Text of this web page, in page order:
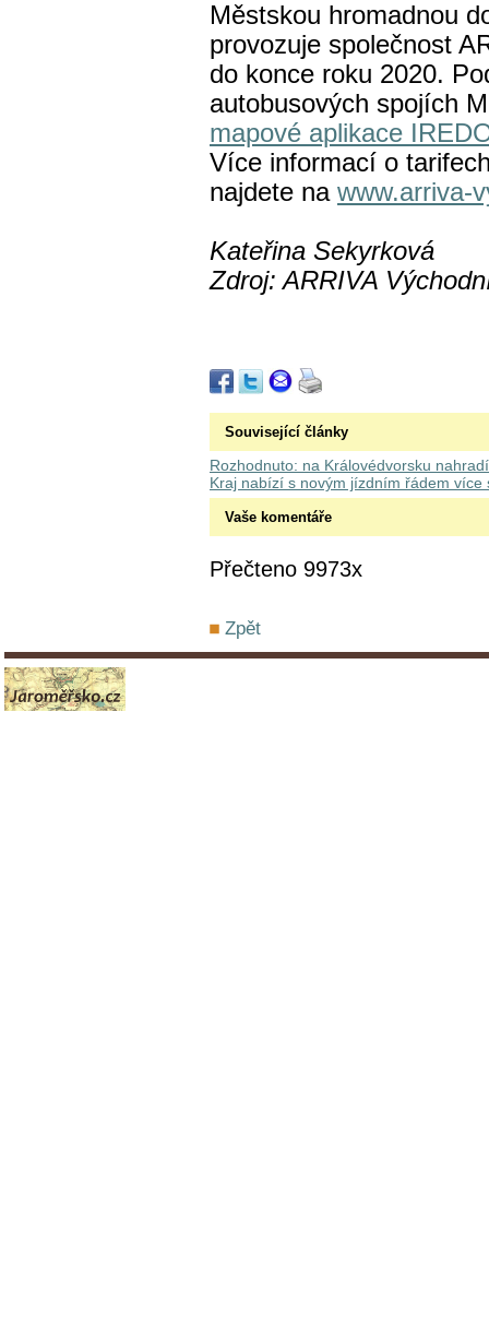
Městskou hromadnou
provozuje společnost
do konce roku 2020.
autobusových spojích
mapové aplikace
Více informací o
najdete na www.arriva-
Kateřina Sekyrková
Zdroj: ARRIVA
Související články
Rozhodnuto: na Královédvorsku
Kraj nabízí s novým jízdním řádem
Vaše komentáře
Přečteno 9973x
Zpět